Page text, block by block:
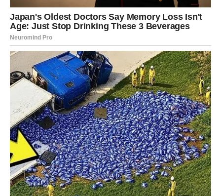
LJUBAV KOJA PREŽIVI VREME
ZASLUŽUJE JOŠ JEDNU ŠANSU
Za Škorpiju, Bika i Raka dolazi period u kojem će prošlost